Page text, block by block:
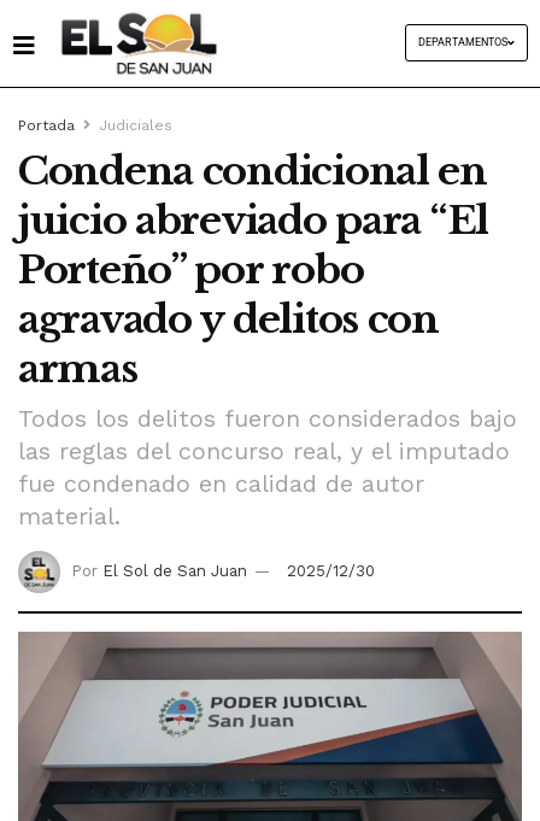
DEPARTAMENTOS
Portada Judiciales
Condena condicional en
juicio abreviado para “El
Porteño” por robo
agravado y delitos con
armas
Todos los delitos fueron considerados bajo
las reglas del concurso real, y el imputado
fue condenado en calidad de autor
material.
Por El Sol de San Juan 2025/12/30